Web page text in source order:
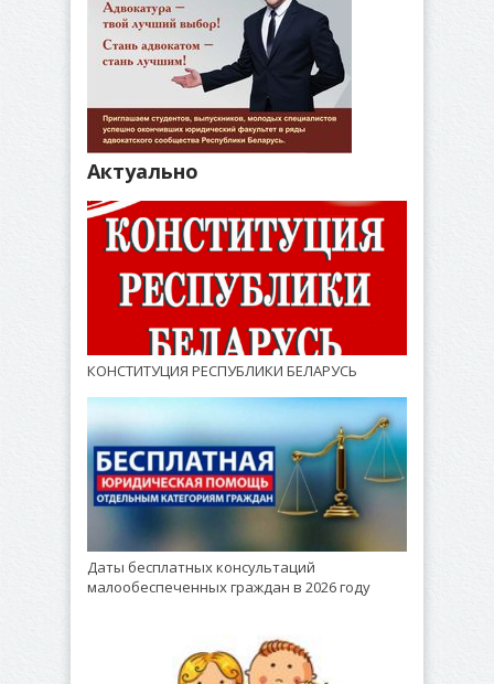
Актуально
КОНСТИТУЦИЯ РЕСПУБЛИКИ БЕЛАРУСЬ
Даты бесплатных консультаций
малообеспеченных граждан в 2026 году